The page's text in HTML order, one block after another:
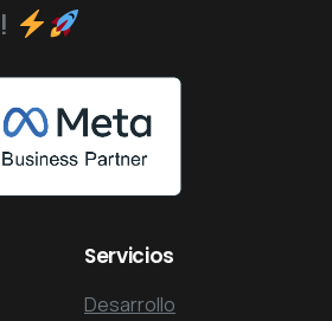
Servicios
Desarrollo